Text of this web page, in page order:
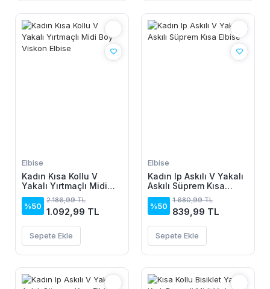
Elbise
Kadın Kısa Kollu V
Yakalı Yırtmaçlı Midi
Boy Viskon Elbise
%50
2.186,99 TL
1.092,99 TL
Sepete Ekle
Elbise
Kadın Ip Askılı V Yakalı
Askılı Süprem Kısa
Elbise
%50
1.680,99 TL
839,99 TL
Sepete Ekle